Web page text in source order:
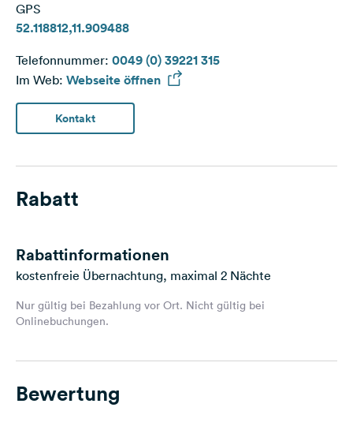
GPS
52.118812,11.909488
Telefonnummer: 0049 (0) 39221 315
Im Web: Webseite öffnen
Kontakt
Rabatt
Rabattinformationen
kostenfreie Übernachtung, maximal 2 Nächte
Nur gültig bei Bezahlung vor Ort. Nicht gültig bei
Onlinebuchungen.
Bewertung